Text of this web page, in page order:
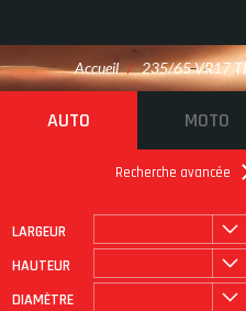
Accueil / 235/65 VR17
AUTO MOTO
Recherche avancée
LARGEUR
HAUTEUR
DIAMÈTRE